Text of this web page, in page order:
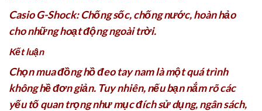
Casio G-Shock: Chống sốc, chống nước, hoàn hảo
cho những hoạt động ngoài trời.
Kết luận
Chọn mua đồng hồ đeo tay nam là một quá trình
không hề đơn giản. Tuy nhiên, nếu bạn nắm rõ các
yếu tố quan trọng như mục đích sử dụng, ngân sách,